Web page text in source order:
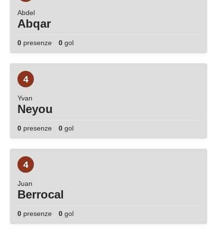
Abdel
Abqar
0 presenze 0 gol
4
Yvan
Neyou
0 presenze 0 gol
4
Juan
Berrocal
0 presenze 0 gol